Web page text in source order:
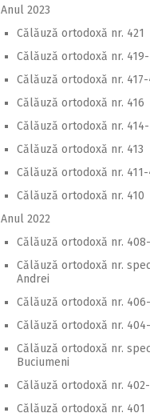
Anul 2023
Călăuză ortodoxă nr. 421
Călăuză ortodoxă nr.
Călăuză ortodoxă nr. 417-
Călăuză ortodoxă nr. 416
Călăuză ortodoxă nr. 414-
Călăuză ortodoxă nr. 413
Călăuză ortodoxă nr. 411-
Călăuză ortodoxă nr. 410
Anul 2022
Călăuză ortodoxă nr.
Călăuză ortodoxă nr.
Andrei
Călăuză ortodoxă nr.
Călăuză ortodoxă nr.
Călăuză ortodoxă nr.
Buciumeni
Călăuză ortodoxă nr.
Călăuză ortodoxă nr. 401